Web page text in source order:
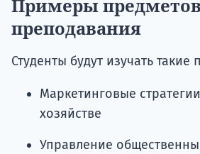
Примеры предметов
преподавания
Студенты будут изучать такие
Маркетинговые
хозяйстве
Управление